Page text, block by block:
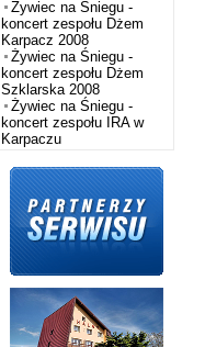
Żywiec na Śniegu -
koncert zespołu Dżem
Karpacz 2008
Żywiec na Śniegu -
koncert zespołu Dżem
Szklarska 2008
Żywiec na Śniegu -
koncert zespołu IRA w
Karpaczu